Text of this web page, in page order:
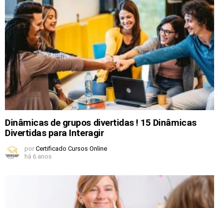
Dinâmicas de grupos divertidas ! 15 Dinâmicas
Divertidas para Interagir
por Certificado Cursos Online
há 6 anos